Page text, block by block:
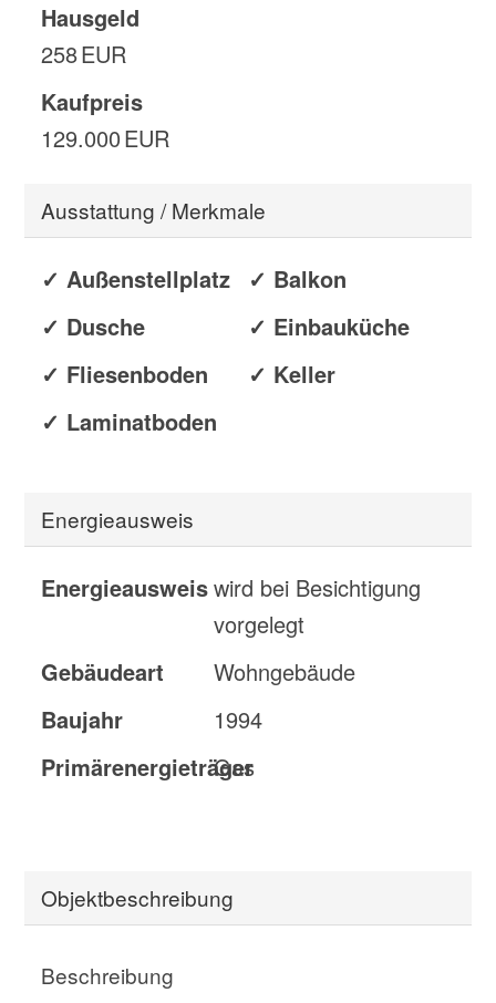
Hausgeld
258 EUR
Kaufpreis
129.000 EUR
Ausstattung / Merkmale
✓ Außenstellplatz
✓ Balkon
✓ Dusche
✓ Einbauküche
✓ Fliesenboden
✓ Keller
✓ Laminatboden
Energieausweis
Energieausweiswird bei Besichtigung
vorgelegt
Gebäudeart
Wohngebäude
Baujahr
1994
Primärenergieträger
Gas
Objekt­beschreibung
Beschreibung